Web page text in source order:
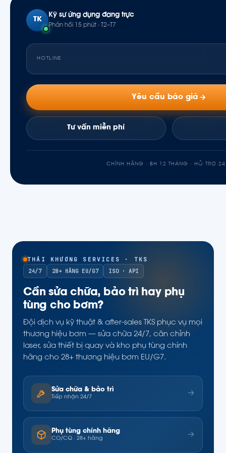
TK
Kỹ sư ứng dụng đang trực
Phản hồi 15 phút · T2–T7
HOTLINE
Yêu cầu báo giá
Tư vấn miễn phí
CHÍNH HÃNG · BH 12 THÁNG · HỖ TRỢ
THÁI KHƯƠNG SERVICES · TKS
24/7
28+ HÃNG EU/G7 ISO · API
Cần sửa chữa, bảo trì hay phụ
tùng cho bơm?
Đội dịch vụ kỹ thuật & after-sales TKS phục vụ mọi
thương hiệu bơm — sửa chữa 24/7, căn chỉnh
laser, sửa thiết bị quay và kho phụ tùng chính
hãng cho 28+ thương hiệu bơm EU/G7.
Sửa chữa & bảo trì
Tiếp nhận 24/7 →
Phụ tùng chính hãng
CO/CQ · 28+ hãng →